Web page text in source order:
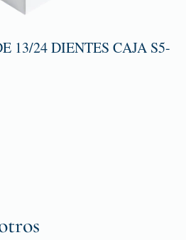
13/24 DIENTES CAJA S5-